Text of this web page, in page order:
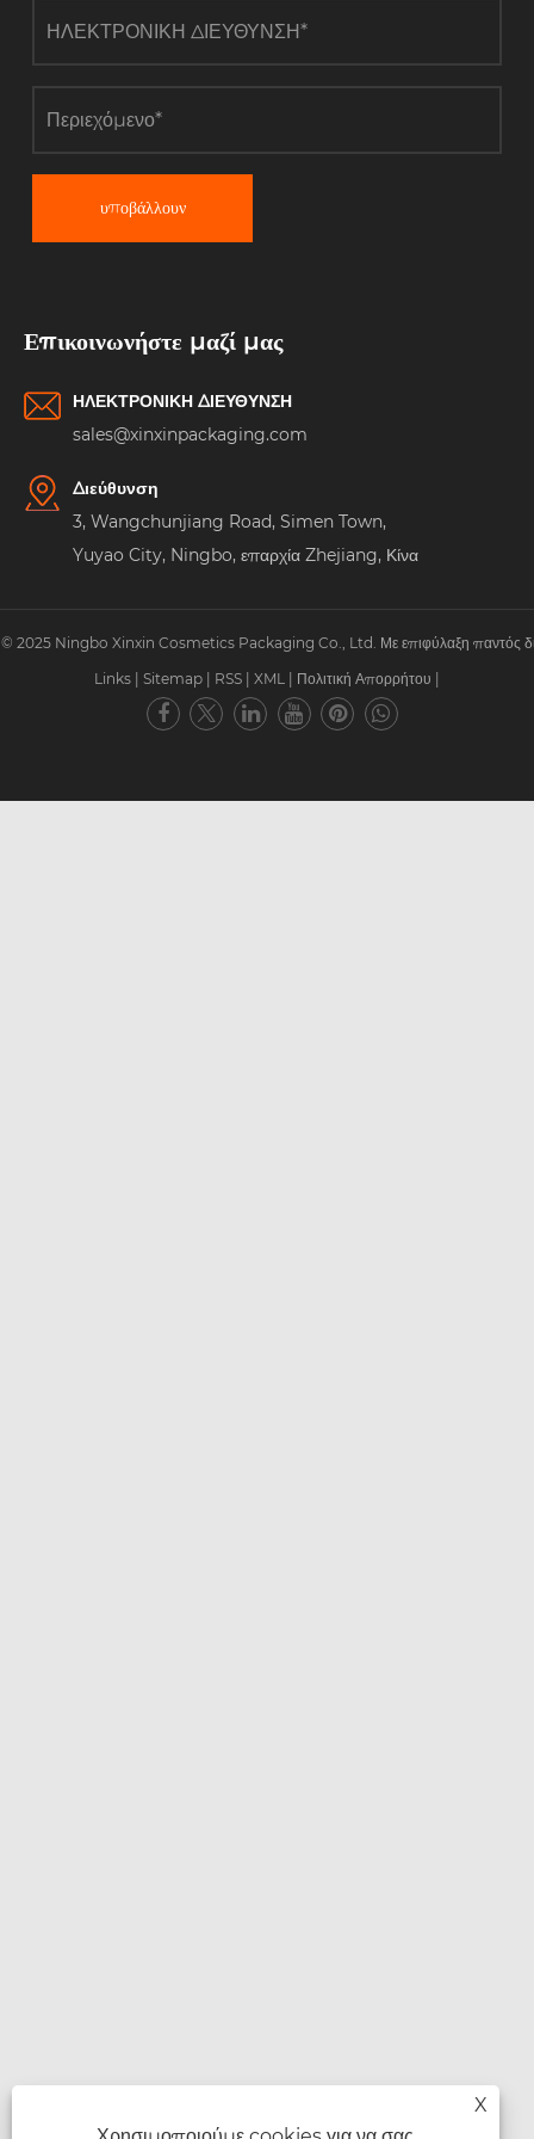
υποβάλλουν
Επικοινωνήστε μαζί μας
ΗΛΕΚΤΡΟΝΙΚΗ ΔΙΕΥΘΥΝΣΗ
sales@xinxinpackaging.com
Διεύθυνση
3, Wangchunjiang Road, Simen Town,
Yuyao City, Ningbo, επαρχία Zhejiang, Κίνα
2025 Ningbo Xinxin Cosmetics Packaging Co., Ltd. Με επιφύλαξη παντός
Links
Sitemap RSS XML Πολιτική Απορρήτου
X